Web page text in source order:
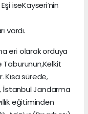
iseKayseri’nin
vardı.
eri olarak orduya
Taburunun,Kelkit
Kısa sürede,
İstanbul Jandarma
eğitiminden